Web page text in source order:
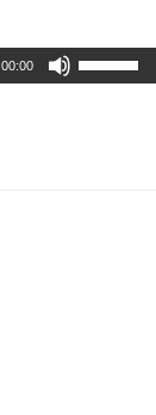
00:00
ボ
リ